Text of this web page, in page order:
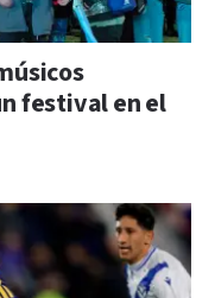
festival en el